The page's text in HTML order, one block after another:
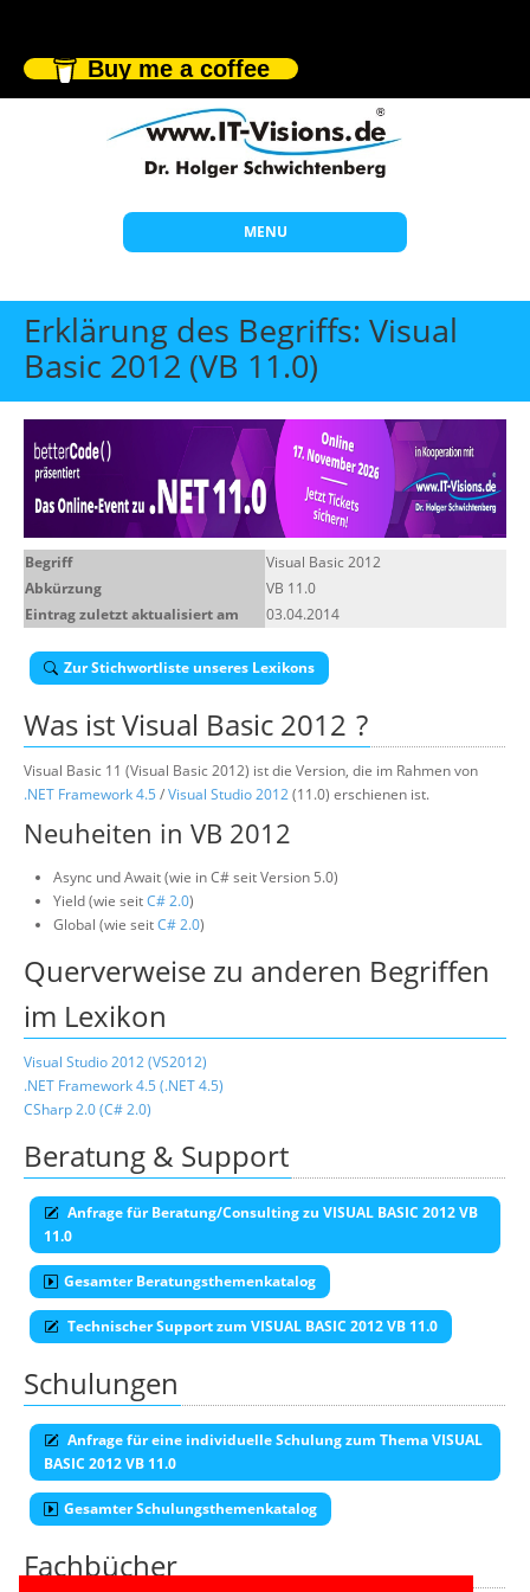
Buy me a coffee
MENU
Start
Themen
Beratung
Individuelle Schulungen
Offene Seminare
Wissen
Erklärung des Begriffs: Visual
Basic 2012 (VB 11.0)
Begriff
Visual Basic 2012
Abkürzung
VB 11.0
Eintrag zuletzt aktualisiert am
03.04.2014
Zur Stichwortliste unseres Lexikons
Was istVisual Basic 2012 ?
Visual Basic 11 (Visual Basic 2012) ist die Version, die im Rahmen von
.NET Framework 4.5 /Visual Studio 2012(11.0) erschienen ist.
Neuheiten in VB 2012
Async und Await (wie in C# seit Version 5.0)
Yield (wie seitC# 2.0)
Global (wie seitC# 2.0)
Querverweise zu anderen Begriffen
im Lexikon
Visual Studio 2012 (VS2012)
.NET Framework 4.5 (.NET 4.5)
CSharp 2.0 (C# 2.0)
Beratung & Support
Anfrage für Beratung/Consulting zu VISUAL BASIC 2012 VB
11.0
Gesamter Beratungsthemenkatalog
Technischer Support zum VISUAL BASIC 2012 VB 11.0
Schulungen
Anfrage für eine individuelle Schulung zum Thema VISUAL
BASIC 2012 VB 11.0
Gesamter Schulungsthemenkatalog
Fachbücher